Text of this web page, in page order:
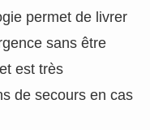
permet de livrer
sans être
est très
de secours en cas